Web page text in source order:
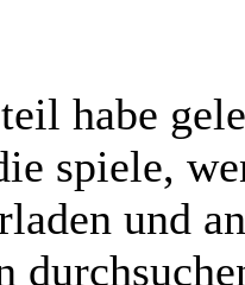
habe
spiele,
und